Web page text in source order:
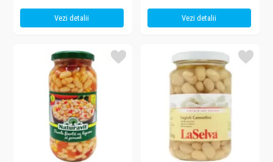
Vezi detalii Vezi detalii